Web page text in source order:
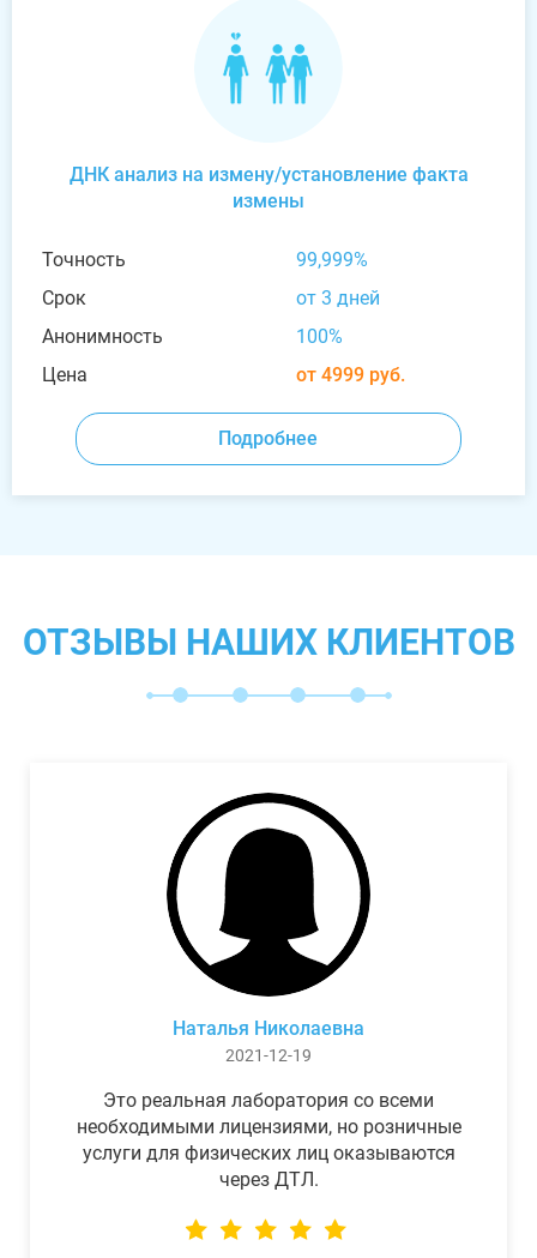
ДНК анализ на измену/установление факта
измены
Точность
99,999%
Срок
от 3 дней
Анонимность
100%
Цена
от 4999 руб.
Подробнее
ОТЗЫВЫ НАШИХ КЛИЕНТОВ
Наталья Николаевна
2021-12-19
Это реальная лаборатория со всеми
необходимыми лицензиями, но розничные
услуги для физических лиц оказываются
через ДТЛ.